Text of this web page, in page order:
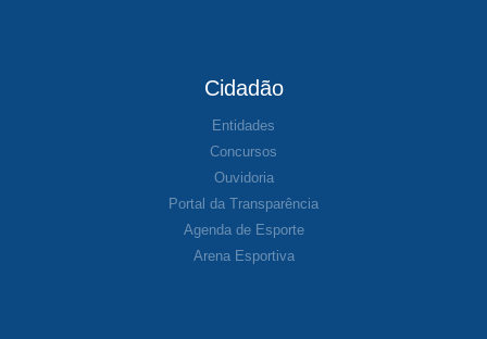
Cidadão
Entidades
Concursos
Ouvidoria
Portal da Transparência
Agenda de Esporte
Arena Esportiva